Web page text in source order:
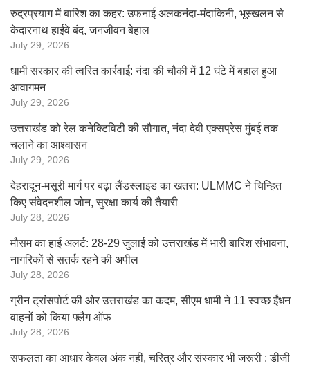
रुद्रप्रयाग में बारिश का कहर: उफनाई अलकनंदा-मंदाकिनी, भूस्खलन से
केदारनाथ हाईवे बंद, जनजीवन बेहाल
July 29, 2026
धामी सरकार की त्वरित कार्रवाई: नंदा की चौकी में 12 घंटे में बहाल हुआ
आवागमन
July 29, 2026
उत्तराखंड को रेल कनेक्टिविटी की सौगात, नंदा देवी एक्सप्रेस मुंबई तक
चलाने का आश्वासन
July 29, 2026
देहरादून-मसूरी मार्ग पर बढ़ा लैंडस्लाइड का खतरा: ULMMC ने चिन्हित
किए संवेदनशील जोन, सुरक्षा कार्य की तैयारी
July 28, 2026
मौसम का हाई अलर्ट: 28-29 जुलाई को उत्तराखंड में भारी बारिश संभावना,
नागरिकों से सतर्क रहने की अपील
July 28, 2026
ग्रीन ट्रांसपोर्ट की ओर उत्तराखंड का कदम, सीएम धामी ने 11 स्वच्छ ईंधन
वाहनों को किया फ्लैग ऑफ
July 28, 2026
सफलता का आधार केवल अंक नहीं, चरित्र और संस्कार भी जरूरी : डीजी